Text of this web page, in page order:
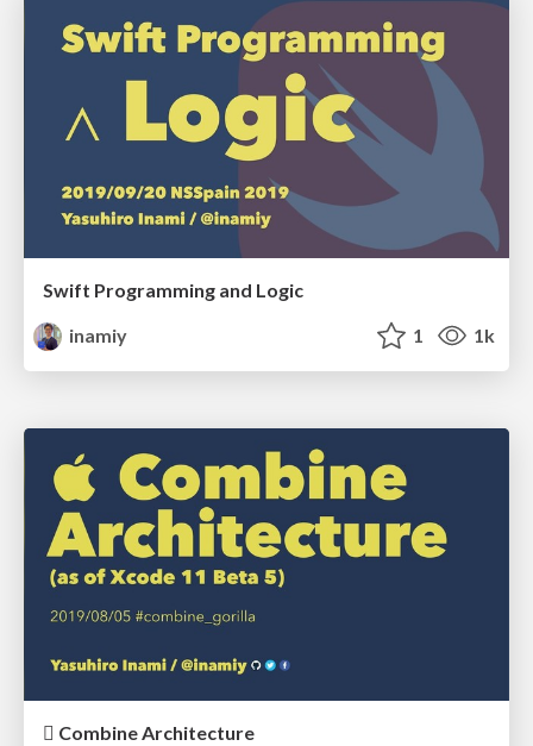
Swift Programming and Logic
inamiy
1 1k
 Combine Architecture